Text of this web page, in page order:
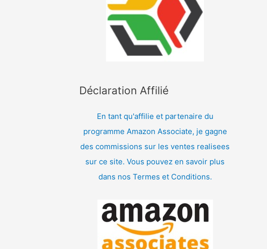
Déclaration Affilié
En tant qu'affilie et partenaire du
programme Amazon Associate, je gagne
des commissions sur les ventes realisees
sur ce site. Vous pouvez en savoir plus
dans nos Termes et Conditions.